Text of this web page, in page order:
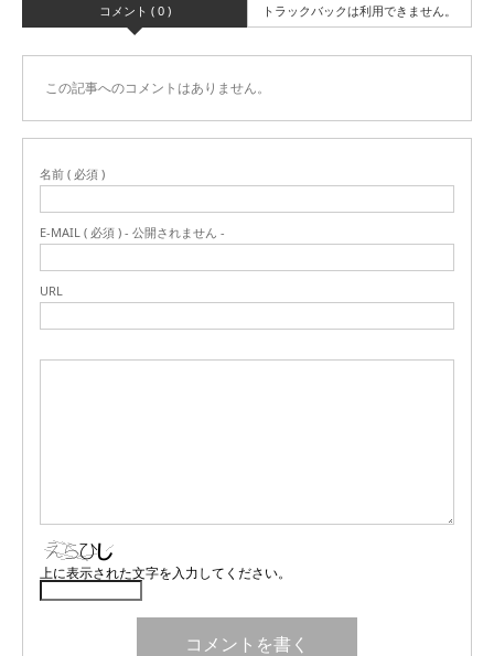
コメント ( 0 ) トラックバックは利用できません。
この記事へのコメントはありません。
名前 ( 必須 )
E-MAIL ( 必須 ) - 公開されません -
URL
上に表示された文字を入力してください。